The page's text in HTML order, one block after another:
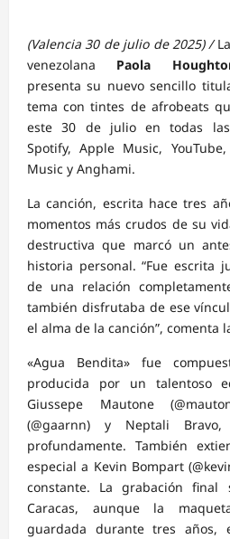
(Valencia 30 de julio de 2025) /
venezolana Paola
presenta su nuevo sencillo
tema con tintes de afrobeats
este 30 de julio en todas las
Spotify, Apple Music,
Music y Anghami.
La canción, escrita hace tres
momentos más crudos de su
destructiva que marcó un
historia personal. “Fue escrita
de una relación
también disfrutaba de ese
el alma de la canción”, comenta
«Agua Bendita» fue
producida por un talentoso
Giussepe Mautone
(@gaarnn) y Neptali
profundamente. También
especial a Kevin Bompart
constante. La grabación final
Caracas, aunque la
guardada durante tres años,